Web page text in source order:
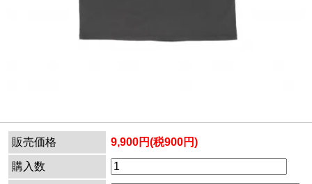
販売価格 9,900円(税900円)
購入数